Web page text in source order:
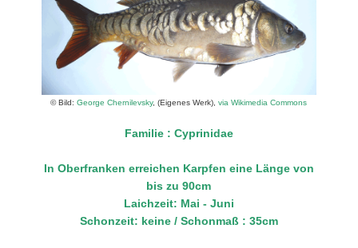
© Bild:George Chernilevsky, (Eigenes Werk),via Wikimedia Commons
Familie : Cyprinidae
In Oberfranken erreichen Karpfen eine Länge von
bis zu 90cm
Laichzeit: Mai - Juni
Schonzeit: keine / Schonmaß : 35cm